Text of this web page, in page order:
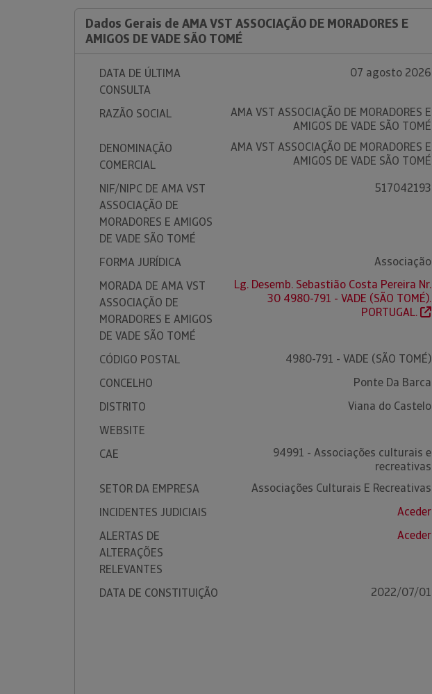
Dados Gerais de AMA VST ASSOCIAÇÃO DE MORADORES E
AMIGOS DE VADE SÃO TOMÉ
DATA DE ÚLTIMA
CONSULTA
07 agosto 2026
RAZÃO SOCIAL
AMA VST ASSOCIAÇÃO DE MORADORES E
AMIGOS DE VADE SÃO TOMÉ
DENOMINAÇÃO
COMERCIAL
AMA VST ASSOCIAÇÃO DE MORADORES E
AMIGOS DE VADE SÃO TOMÉ
NIF/NIPC DE AMA VST
ASSOCIAÇÃO DE
MORADORES E AMIGOS
DE VADE SÃO TOMÉ
517042193
FORMA JURÍDICA
Associação
MORADA DE AMA VST
ASSOCIAÇÃO DE
MORADORES E AMIGOS
DE VADE SÃO TOMÉ
Lg. Desemb. Sebastião Costa Pereira Nr.
30 4980-791 - VADE (SÃO TOMÉ).
PORTUGAL.
CÓDIGO POSTAL
4980-791 - VADE (SÃO TOMÉ)
CONCELHO
Ponte Da Barca
DISTRITO
Viana do Castelo
WEBSITE
CAE
94991 - Associações culturais e
recreativas
SETOR DA EMPRESA
Associações Culturais E Recreativas
INCIDENTES JUDICIAIS
Aceder
ALERTAS DE
ALTERAÇÕES
RELEVANTES
Aceder
DATA DE CONSTITUIÇÃO 2022/07/01